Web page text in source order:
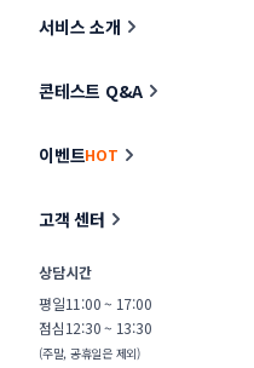
서비스 소개
콘테스트 Q&A
이벤트HOT
고객 센터
상담시간
평일11:00 ~ 17:00
점심12:30 ~ 13:30
(주말, 공휴일은 제외)